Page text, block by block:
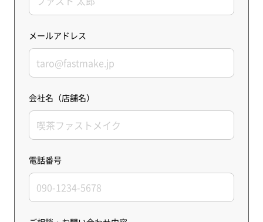
メールアドレス
会社名（店舗名）
電話番号